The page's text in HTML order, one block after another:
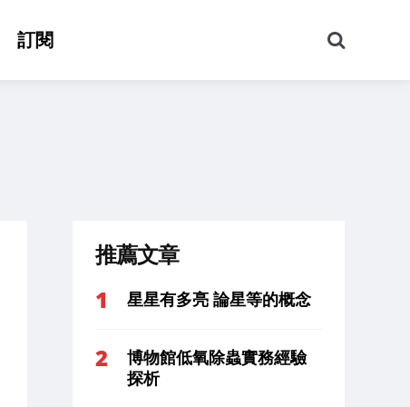
訂閱
尋
推薦文章
星星有多亮 論星等的概念
博物館低氧除蟲實務經驗
探析